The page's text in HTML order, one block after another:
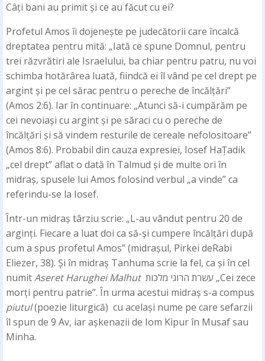
Câți bani au primit și ce au făcut cu ei?
Profetul Amos îi dojenește pe judecătorii care încalcă
dreptatea pentru mită: „Iată ce spune Domnul, pentru
trei răzvrătiri ale Israelului, ba chiar pentru patru, nu voi
schimba hotărârea luată, fiindcă ei îl vând pe cel drept pe
argint și pe cel sărac pentru o pereche de încălțări”
(Amos 2:6). Iar în continuare: „Atunci să-i cumpărăm pe
cei nevoiași cu argint și pe săraci cu o pereche de
încălțări și să vindem resturile de cereale nefolositoare”
(Amos 8:6). Probabil din cauza expresiei, Iosef HaȚadik
„cel drept” aflat o dată în Talmud și de multe ori în
midraș, spusele lui Amos folosind verbul „a vinde” ca
referindu-se la Iosef.
Într-un midraș târziu scrie: „L-au vândut pentru 20 de
arginți. Fiecare a luat doi ca să-și cumpere încălțări după
cum a spus profetul Amos” (midrașul, Pirkei deRabi
Eliezer, 38). Și în midraș Tanhuma scrie la fel, ca și în cel
numitAseret Harughei Malhutעשרת הרוגי מלכות „Cei zece
morți pentru patrie”. În urma acestui midraș s-a compus
piutul(poezie liturgică) cu același nume pe care sefarzii
îl spun de 9 Av, iar așkenazii de Iom Kipur în Musaf sau
Minha.